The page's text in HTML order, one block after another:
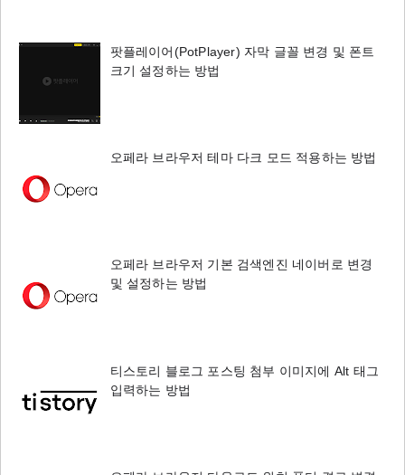
팟플레이어(PotPlayer) 자막 글꼴 변경 및 폰트
크기 설정하는 방법
오페라 브라우저 테마 다크 모드 적용하는 방법
오페라 브라우저 기본 검색엔진 네이버로 변경
및 설정하는 방법
티스토리 블로그 포스팅 첨부 이미지에 Alt 태그
입력하는 방법